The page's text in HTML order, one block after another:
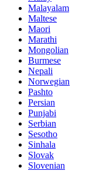
Malayalam
Maltese
Maori
Marathi
Mongolian
Burmese
Nepali
Norwegian
Pashto
Persian
Punjabi
Serbian
Sesotho
Sinhala
Slovak
Slovenian